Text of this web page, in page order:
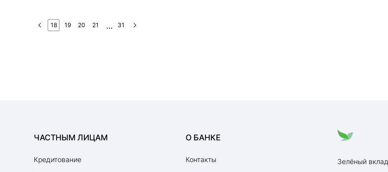
18 19 20 21 31
ЧАСТНЫМ ЛИЦАМ
Кредитование
О БАНКЕ
Контакты Зелёный вклад